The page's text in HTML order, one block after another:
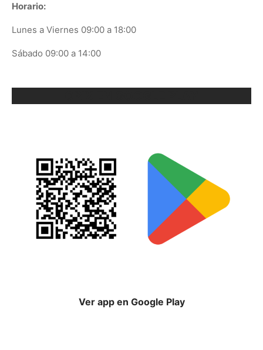
Horario:
Lunes a Viernes 09:00 a 18:00
Sábado 09:00 a 14:00
Ver app en Google Play